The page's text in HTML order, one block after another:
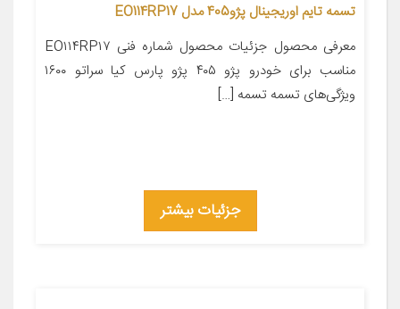
تسمه تایم اوریجینال پژو405 مدل EO114RP17
معرفی محصول جزئیات محصول شماره فنی EO۱۱۴RP۱۷
مناسب برای خودرو پژو ۴۰۵ پژو پارس کیا سراتو ۱۶۰۰
ویژگی‌های تسمه تسمه […]
جزئیات بیشتر